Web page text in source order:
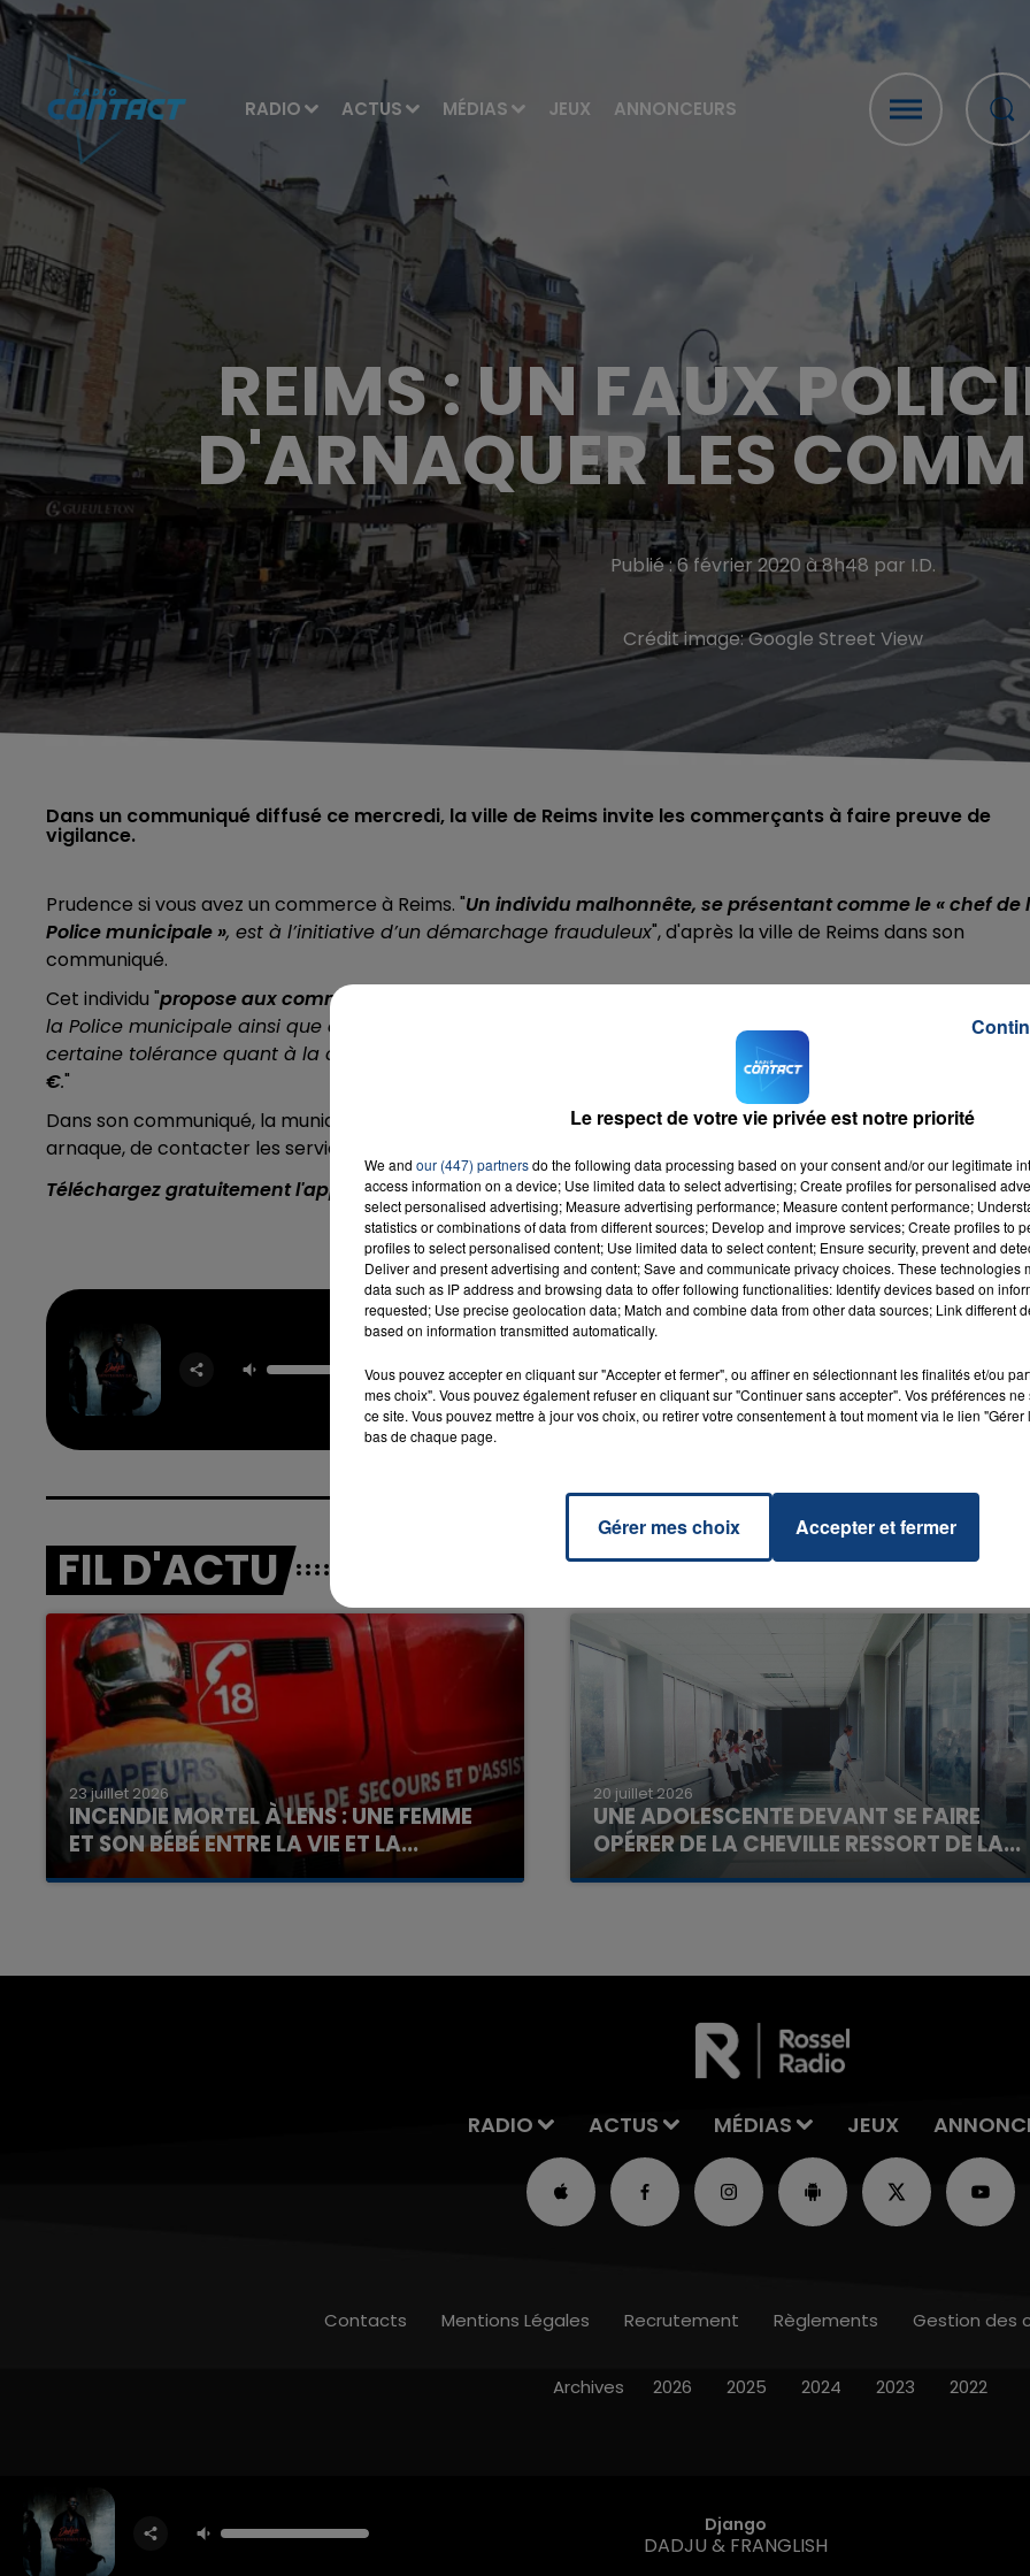
RADIO ACTUS MÉDIAS JEUX ANNONCEURS
REIMS : UN FAUX
D'ARNAQUER LES
Publié : 6 février 2020 à 8h48 par I.D.
Crédit image:Google Street View
Dans un communiqué diffusé ce mercredi, la ville de Reims invite les commerçants à faire preuve de
vigilance.
Prudence si vous avez un commerce à Reims. "Un individu malhonnête, se présentant comme le « chef de
Police municipale », est à l’initiative d’un démarchage frauduleux", d'après la ville de Reims dans son
communiqué.
Cet individu "propose aux commerçants rémois de bénéficier d’un encart publicitaire
la Police municipale ainsi que d’un macaron à apposer sur leur véhicule − afin de soi-disant jouir d’une
certaine tolérance quant à la commission d’éventuelles infractions−
en échange d’un versement de 2000
€."
Dans son communiqué, la municipalité conseille aux commerçants rémois, victimes ou démarchés par cette
arnaque, de contacter les services de la Police Nationale.
Téléchargez gratuitement l'application Contact FM sur
et
DADJU &
FRANGLISH
FIL D'ACTU
23 juillet 2026
INCENDIE MORTEL À LENS : UNE FEMME
ET SON BÉBÉ ENTRE LA VIE ET LA...
Un homme s'est immolé par le feu après avoir
20 juillet 2026
UNE ADOLESCENTE DEVANT SE FAIRE
OPÉRER DE LA CHEVILLE RESSORT DE LA...
La famille a porté plainte contre la clinique qui a
7h00 - 11h00
La Team de l'été
RADIO ACTUS MÉDIAS JEUX
Django
DADJU & FRANGLISH
Contacts Mentions Légales Recrutement Règlements Gestion des
Archives 2026 2025 2024 2023 2022
Le respect de votre vie privée est notre priorité
We and our (447) partnersdo the following data processing based on your consent and/or our legitimate
access information on a device; Use limited data to select advertising; Create profiles for personalised
select personalised advertising; Measure advertising performance; Measure content performance;
statistics or combinations of data from different sources; Develop and improve services; Create profiles to
profiles to select personalised content; Use limited data to select content; Ensure security, prevent and
Deliver and present advertising and content; Save and communicate privacy choices. These technologies
data such as IP address and browsing data to offer following functionalities: Identify devices based on
requested; Use precise geolocation data; Match and combine data from other data sources; Link different
based on information transmitted automatically.
Vous pouvez accepter en cliquant sur "Accepter et fermer", ou affiner en sélectionnant les finalités et/ou
mes choix". Vous pouvez également refuser en cliquant sur "Continuer sans accepter". Vos préférences
ce site. Vous pouvez mettre à jour vos choix, ou retirer votre consentement à tout moment via le lien
bas de chaque page.
Gérer mes choix Accepter et fermer